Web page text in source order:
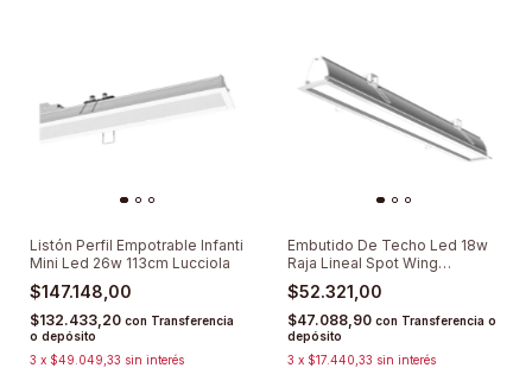
Listón Perfil Empotrable Infanti
Mini Led 26w 113cm Lucciola
$147.148,00
$132.433,20 con Transferencia
o depósito
3 x $49.049,33 sin interés
Embutido De Techo Led 18w
Raja Lineal Spot Wing
Lumenac
$52.321,00
$47.088,90 con Transferencia o
depósito
3 x $17.440,33 sin interés